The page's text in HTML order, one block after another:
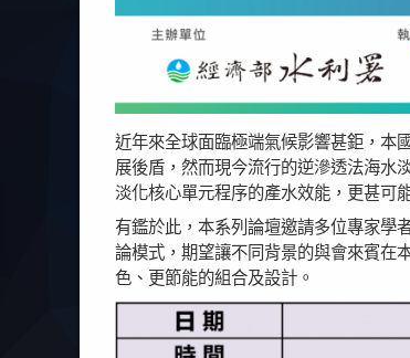
近年來全球面臨極端氣候影響甚鉅，本
展後盾，然而現今流行的逆滲透法海水
淡化核心單元程序的產水效能，更甚可
有鑑於此，本系列論壇邀請多位專家學
論模式，期望讓不同背景的與會來賓在
色、更節能的組合及設計。